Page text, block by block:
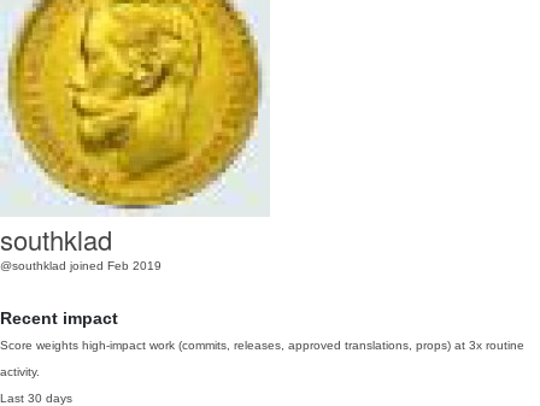
southklad
@southklad joined Feb 2019
Recent impact
Score weights high-impact work (commits, releases, approved translations, props) at 3x routine
activity.
Last 30 days